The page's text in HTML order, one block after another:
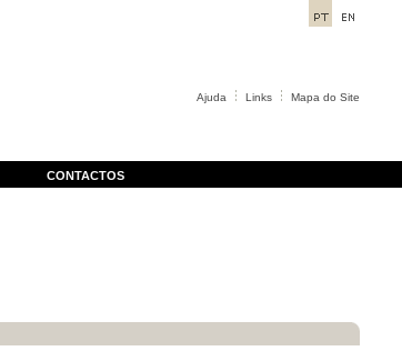
Ajuda Links Mapa do Site
CONTACTOS